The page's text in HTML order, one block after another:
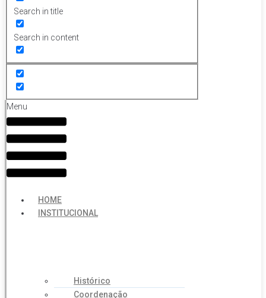
Search in title
Search in content
Menu
HOME
INSTITUCIONAL
Histórico
Coordenação